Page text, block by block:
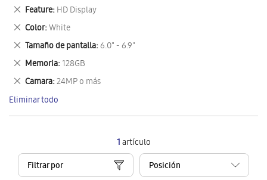
1artículo
Filtrar por
este
artículo
Feature HD Display
Eliminar
este
artículo
Color White
Eliminar
este
artículo
Tamaño de pantalla 6.0" - 6.9"
Eliminar
este
artículo
Memoria 128GB
Eliminar
este
artículo
Camara 24MP o más
Eliminar
este
artículo
Eliminar todo